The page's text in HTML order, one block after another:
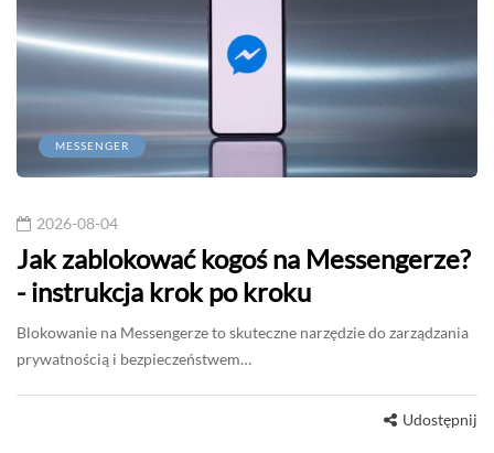
MESSENGER
2026-08-04
Jak zablokować kogoś na Messengerze?
- instrukcja krok po kroku
Blokowanie na Messengerze to skuteczne narzędzie do zarządzania
prywatnością i bezpieczeństwem…
Udostępnij